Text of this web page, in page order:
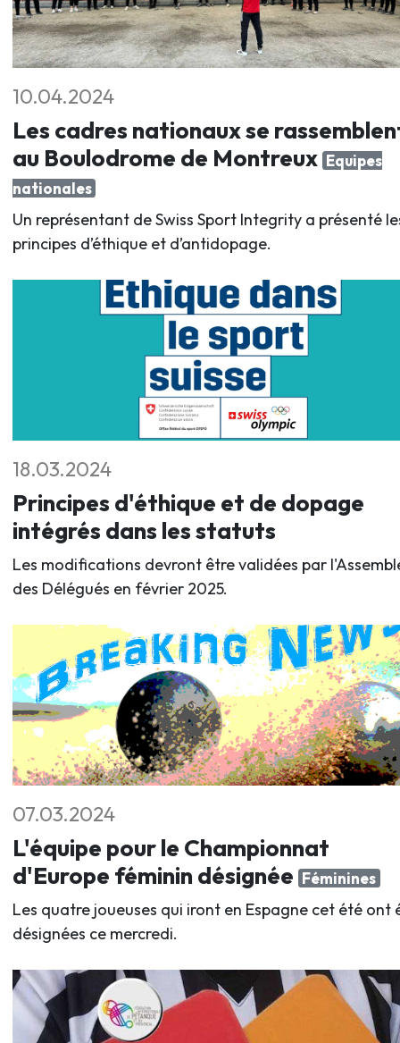
10.04.2024
Les cadres nationaux se
au Boulodrome de Montreux Equipes
nationales
Un représentant de Swiss Sport Integrity a présenté
principes d’éthique et d’antidopage.
18.03.2024
Principes d'éthique et de dopage
intégrés dans les statuts
Les modifications devront être validées par
des Délégués en février 2025.
07.03.2024
L'équipe pour le Championnat
d'Europe féminin désignée Féminines
Les quatre joueuses qui iront en Espagne cet été ont
désignées ce mercredi.